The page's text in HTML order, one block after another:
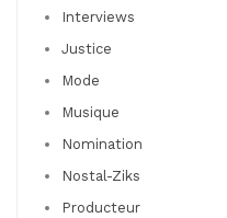
Interviews
Justice
Mode
Musique
Nomination
Nostal-Ziks
Producteur